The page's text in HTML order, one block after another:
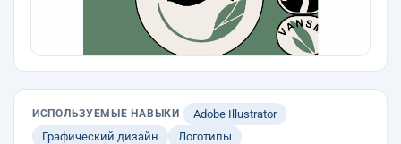
ИСПОЛЬЗУЕМЫЕ НАВЫКИ
Adobe Illustrator
Графический дизайн
Логотипы